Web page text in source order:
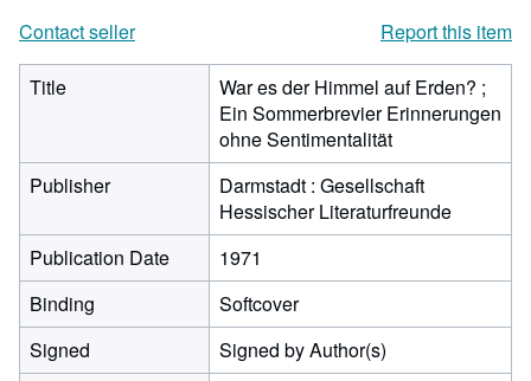
Contact seller
Report this item
Title
War es der Himmel auf Erden? ;
Ein Sommerbrevier Erinnerungen
ohne Sentimentalität
Publisher
Darmstadt : Gesellschaft
Hessischer Literaturfreunde
Publication Date
1971
Binding
Softcover
Signed
Signed by Author(s)